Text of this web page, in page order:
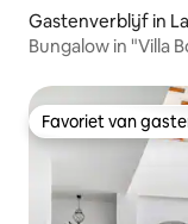
Gastenverblijf in
Bungalow in "Villa
Favoriet van
Favoriet van